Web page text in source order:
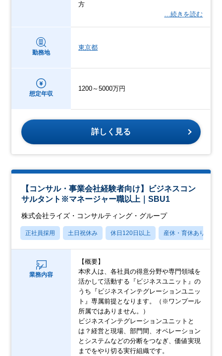
方
…続きを読む
勤務地
東京都
想定年収
1200～5000万円
詳しく見る
【コンサル・事業会社経験者向け】ビジネスコン
サルタント※マネージャー職以上｜SBU1
株式会社ライズ・コンサルティング・グループ
正社員採用 土日祝休み 休日120日以上 産休・育休あり
業務内容
【概要】
本求人は、各社員の得意分野や専門領域を
活かして活動する『ビジネスユニット』の
うち『ビジネスインテグレーションユニッ
ト』専属前提となります。（※ワンプール
所属ではありません。）
ビジネスインテグレーションユニットと
は？経営と現場、部門間、オペレーション
とシステムなどの分断をつなぎ、価値実現
までをやり切る実行組織です。